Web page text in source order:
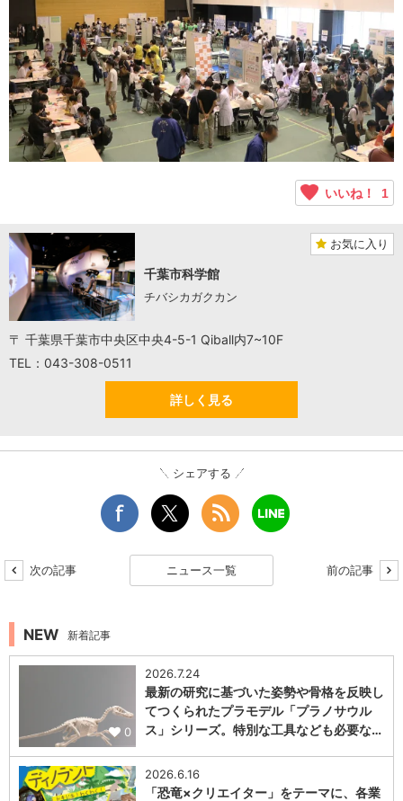
いいね！ 1
お気に入り
千葉市科学館
チバシカガクカン
〒 千葉県千葉市中央区中央4-5-1 Qiball内7~10F
TEL：043-308-0511
詳しく見る
シェアする
次の記事 ニュース一覧 前の記事
NEW 新着記事
0
2026.7.24
最新の研究に基づいた姿勢や骨格を反映し
てつくられたプラモデル「プラノサウル
ス」シリーズ。特別な工具なども必要な…
2026.6.16
「恐竜×クリエイター」をテーマに、各業